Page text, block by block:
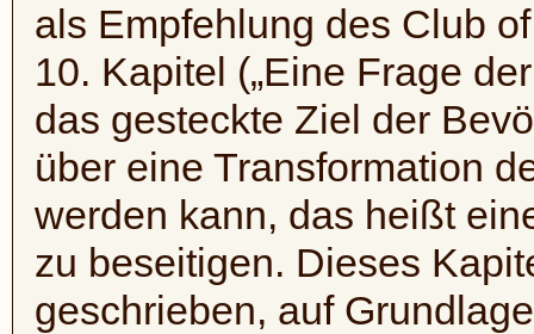
als Empfehlung des Club
10. Kapitel („Eine Frage
das gesteckte Ziel der
über eine Transformation
werden kann, das heißt
zu beseitigen. Dieses
geschrieben, auf